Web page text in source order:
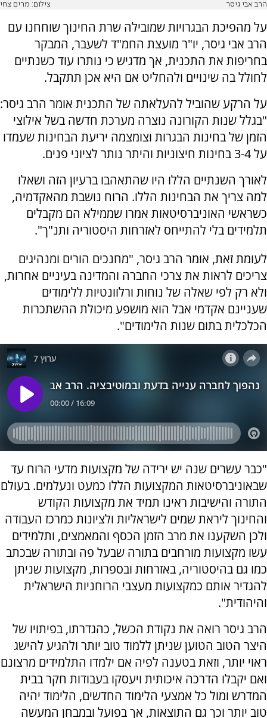
הרב אבי גיסר צילום: מרים צחי
על מהפיכת הבגרויות שמובילה שרת החינוך שוחחנו עם
הרב אבי גיסר, יו"ר מועצת החמ"ד לשעבר, המבקר
בחריפות את התכנית, אך מדגיש כי נותרו עוד כשנתיים
לחולל בה שינויים ולהחליט אם היא אכן תתקבל.
על הרקע שהוביל להעלאתה של התכנית אומר הרב גיסר:
"בגלל שנות הקורונה נוצרה מערכת חדשה בשל אילוצי
הזמן של בחינות הבגרות וצומצמה יריעת הבחינות שעמדו
על 3-4 בחינות חיצוניות והיתר נותר לציוני פנים.
לאורך השנתיים הללו היו שהתאהבו ברעיון הזה ושאלו
למה צריך את הבחינות הללו. הרוח נושבת מהאקדמיה,
כשראשי האוניברסיטאות אמרו שממילא הם מקבלים
תלמידים בלי להתייחס לאזרחות היסטוריה ותנ"ך".
לעומת זאת, אומר הרב גיסר, "מחנכים הורים ומנהיגים
צריכים לראות את צרכי החברה והמדינה בעיניים אחרות,
ולא רק לפי שאלה של נוחות ורלוונטיות ללימודים
שעניינם אקדמי אבל הוא מושפע מיכולת ההשתכרות
הכלכלית בתום שנות הלימודים".
"כבר עשרים שנה יש ירידה של מקצועות מדעי הרוח עד
שבאוניברסיטאות המקצועות הללו כמעט ונעלמים. בעולם
התורה והישיבות ראינו תמיד את מקצועות הקודש
והחינוך ליראת שמים לישראליות ולציונות כמרכז העבודה
ולכן השקענו את מרב הזמן הכסף והמאמצים, ותלמידים
עשו מקצועות מורחבים בתורה שבעל פה ובתורה שבכתב
כמו גם בהיסטוריה, באזרחות ובספרות, מקצועות שניתן
להגדיר אותם כמקצועות מעצבי הרוחניות הישראלית
והיהודית".
הרב גיסר רואה את נקודת הכשל, כהגדרתו, בפיתויו של
היצר הטוב הטוען שניתן ללמוד טוב יותר ולהגיע להישג
ראוי יותר, וזאת בטענה לפיה אם ילמדו התלמידים מרצונם
ואם יקבלו הדרכה איכותית ויעסקו בעבודות חקר בבית
המדרש ומול כל אמצעי הלימוד החדשים, הלימוד יהיה
טוב יותר וכך גם התוצאות, אך בפועל ובמבחן המעשה